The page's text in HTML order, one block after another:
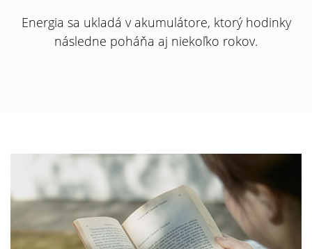
Energia sa ukladá v akumulátore, ktorý hodinky
následne poháňa aj niekoľko rokov.